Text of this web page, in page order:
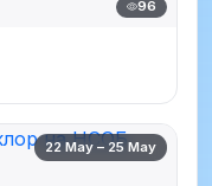
96
22 May – 25 May